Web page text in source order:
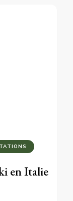
en Italie